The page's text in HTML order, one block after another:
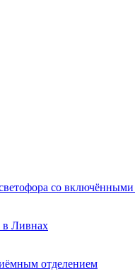
со
в Ливнах
отделением